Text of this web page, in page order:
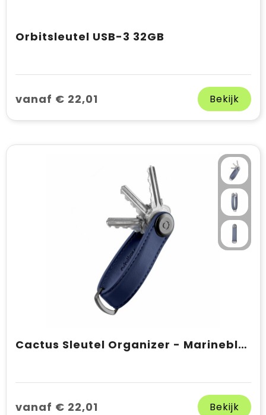
Orbitsleutel USB-3 32GB
vanaf € 22,01 Bekijk
Cactus Sleutel Organizer - Marineblauw
vanaf € 22,01 Bekijk